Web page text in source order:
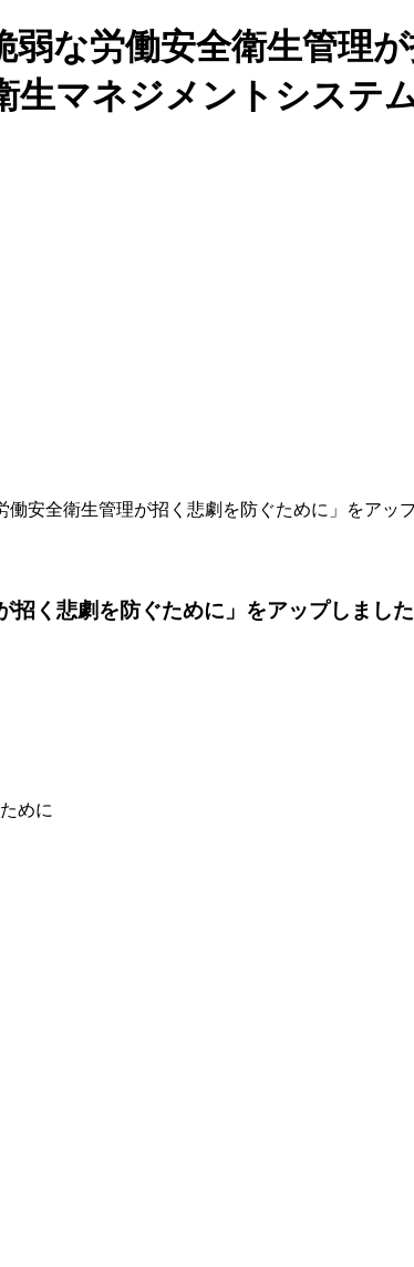
弱な労働安全衛生管理
生マネジメントシステ
働安全衛生管理が招く悲劇を防ぐために」をアッ
招く悲劇を防ぐために」をアップしました
めに